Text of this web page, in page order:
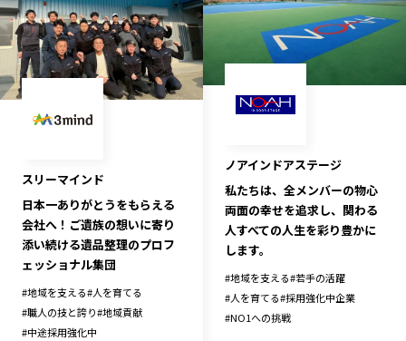
Sporkle
「人」から探す
記事ライター
お問い合わせ
スリーマインド
日本一ありがとうをもらえる
会社へ！ご遺族の想いに寄り
添い続ける遺品整理のプロフ
ェッショナル集団
#地域を支える#人を育てる
#職人の技と誇り#地域貢献
#中途採用強化中
ノアインドアステージ
私たちは、全メンバーの物心
両面の幸せを追求し、関わる
人すべての人生を彩り豊かに
します。
#地域を支える#若手の活躍
#人を育てる#採用強化中企業
#NO1への挑戦